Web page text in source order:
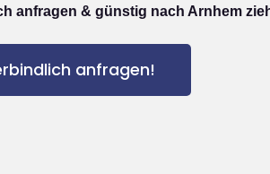
anfragen & günstig nach Arnhem
anfragen!